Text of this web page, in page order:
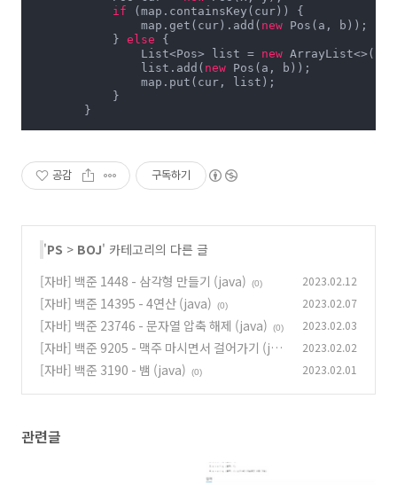
if (map.containsKey(cur)) {
                map.get(cur).add(
new Pos(a, b));
            }
else {
                List<Pos> list =
new ArrayList<>();
                list.add(
new Pos(a, b));
                map.put(cur, list);
            }
        }
        v[
1][1] = VISITED;
        q.add(
new Pos(1 , 1));
            Pos cur = q.poll();
for (Pos light : map.get(cur)) {
                    cnt++;
if
                        q.add(light);
v[light.r][light.c] =
                    }
{
                        v[light.r][light.c] = ON;
                    }
                }
            }
1 || nr > n || nc <
공감 구독하기
'PS > BOJ' 카테고리의 다른 글
[자바] 백준 1448 - 삼각형 만들기 (java)
(0) 2023.02.12
[자바] 백준 14395 - 4연산 (java) (0) 2023.02.07
[자바] 백준 23746 - 문자열 압축 해제 (java) (0) 2023.02.03
[자바] 백준 9205 - 맥주 마시면서 걸어가기 (jav
a) (0)
2023.02.02
[자바] 백준 3190 - 뱀 (java) (0) 2023.02.01
관련글